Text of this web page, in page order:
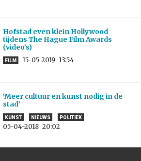
Hofstad even klein Hollywood
tijdens The Hague Film Awards
(video’s)
FILM 15-05-2019 13:54
‘Meer cultuur en kunst nodig in de
stad’
KUNST NIEUWS POLITIEK
05-04-2018 20:02